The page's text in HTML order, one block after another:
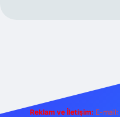
Reklam ve İletişim: E-mail: